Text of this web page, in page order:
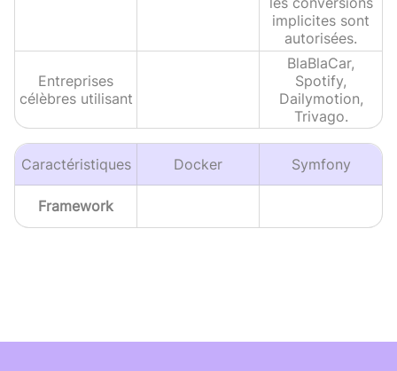
implicites sont
autorisées.
Entreprises
célèbres utilisant
BlaBlaCar,
Spotify,
Dailymotion,
Trivago.
Caractéristiques Docker Symfony
Framework